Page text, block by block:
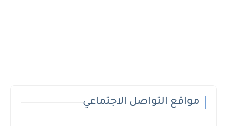
مواقع التواصل الاجتماعي